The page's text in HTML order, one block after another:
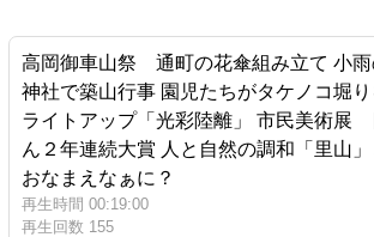
高岡御車山祭 通町の花傘組み立て 小雨
神社で築山行事 園児たちがタケノコ堀
ライトアップ「光彩陸離」 市民美術展
ん２年連続大賞 人と自然の調和「里山
おなまえなぁに？
再生時間 00:19:00
再生回数 155